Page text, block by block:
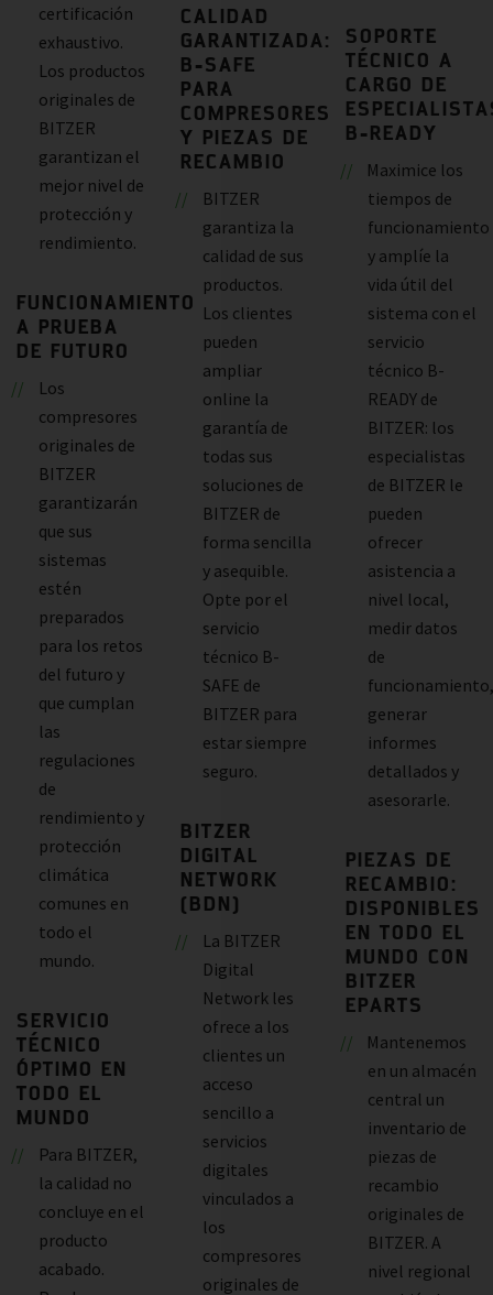
certificación
exhaustivo.
Los productos
originales de
BITZER
garantizan el
mejor nivel de
protección y
rendimiento.
FUNCIONAMIENTO
A PRUEBA
DE FUTURO
Los
compresores
originales de
BITZER
garantizarán
que sus
sistemas
estén
preparados
para los retos
del futuro y
que cumplan
las
regulaciones
de
rendimiento y
protección
climática
comunes en
todo el
mundo.
SERVICIO
TÉCNICO
ÓPTIMO EN
TODO EL
MUNDO
Para BITZER,
la calidad no
concluye en el
producto
acabado.
CALIDAD
GARANTIZADA:
B-SAFE
PARA
COMPRESORES
Y PIEZAS DE
RECAMBIO
BITZER
garantiza la
calidad de sus
productos.
Los clientes
pueden
ampliar
online la
garantía de
todas sus
soluciones de
BITZER de
forma sencilla
y asequible.
Opte por el
servicio
técnico B-
SAFE de
BITZER para
estar siempre
seguro.
BITZER
DIGITAL
NETWORK
(BDN)
La BITZER
Digital
Network les
ofrece a los
clientes un
acceso
sencillo a
servicios
digitales
vinculados a
los
compresores
originales de
SOPORTE
TÉCNICO A
CARGO DE
B-READY
Maximice los
tiempos de
funcionamiento
y amplíe la
vida útil del
sistema con el
servicio
técnico B-
READY de
BITZER: los
especialistas
de BITZER le
pueden
ofrecer
asistencia a
nivel local,
medir datos
de
funcionamiento,
generar
informes
detallados y
asesorarle.
PIEZAS DE
RECAMBIO:
DISPONIBLES
EN TODO EL
MUNDO CON
BITZER
EPARTS
Mantenemos
en un almacén
central un
inventario de
piezas de
recambio
originales de
BITZER. A
nivel regional